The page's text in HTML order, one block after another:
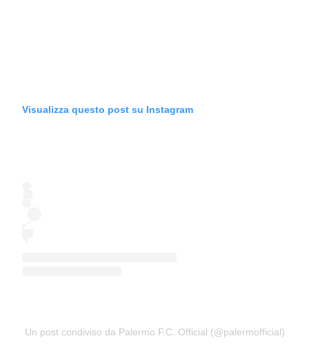
Visualizza questo post su Instagram
Un post condiviso da Palermo F.C. Official (@palermofficial)